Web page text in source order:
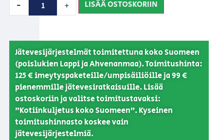
- + LISÄÄ OSTOSKORIIN
Jätevesijärjestelmät toimitettuna koko Suomeen
(poislukien Lappi ja Ahvenanmaa). Toimitushinta:
125 € imeytyspaketeille/umpisäiliöille ja 99 €
pienemmille jätevesiratkaisuille. Lisää
ostoskoriin ja valitse toimitustavaksi:
”Kotiinkuljetus koko Suomeen”. Kyseinen
toimitushinnasto koskee vain
jätevesijärjestelmiä.